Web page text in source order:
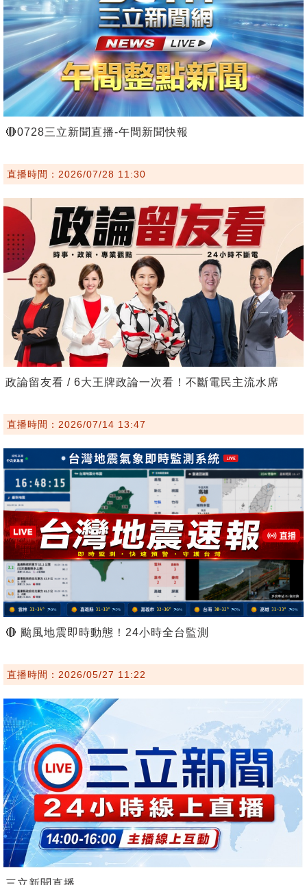
🔴0728三立新聞直播-午間新聞快報
直播時間：2026/07/28 11:30
政論留友看 / 6大王牌政論一次看！不斷電民主流水席
直播時間：2026/07/14 13:47
🔴 颱風地震即時動態！24小時全台監測
直播時間：2026/05/27 11:22